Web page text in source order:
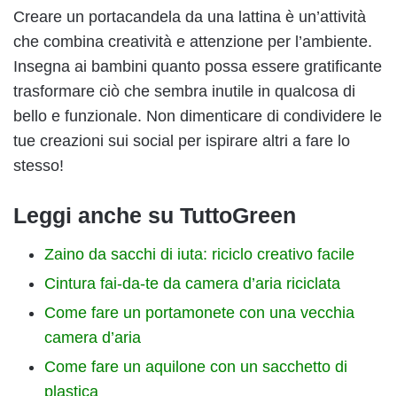
Creare un portacandela da una lattina è un’attività
che combina creatività e attenzione per l’ambiente.
Insegna ai bambini quanto possa essere gratificante
trasformare ciò che sembra inutile in qualcosa di
bello e funzionale. Non dimenticare di condividere le
tue creazioni sui social per ispirare altri a fare lo
stesso!
Leggi anche su TuttoGreen
Zaino da sacchi di iuta: riciclo creativo facile
Cintura fai-da-te da camera d’aria riciclata
Come fare un portamonete con una vecchia
camera d’aria
Come fare un aquilone con un sacchetto di
plastica